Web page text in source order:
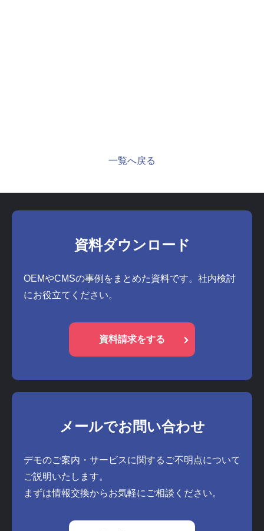
一覧へ戻る
資料ダウンロード
OEMやCMSの事例をまとめた資料です。社内検討
にお役立てください。
資料請求をする
メールでお問い合わせ
デモのご案内・サービスに関するご不明点について
ご説明いたします。
まずは情報交換からお気軽にご相談ください。